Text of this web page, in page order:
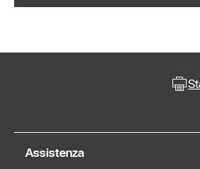
Assistenza